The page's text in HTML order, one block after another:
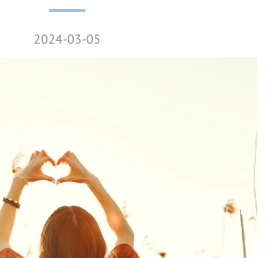
2024-03-05